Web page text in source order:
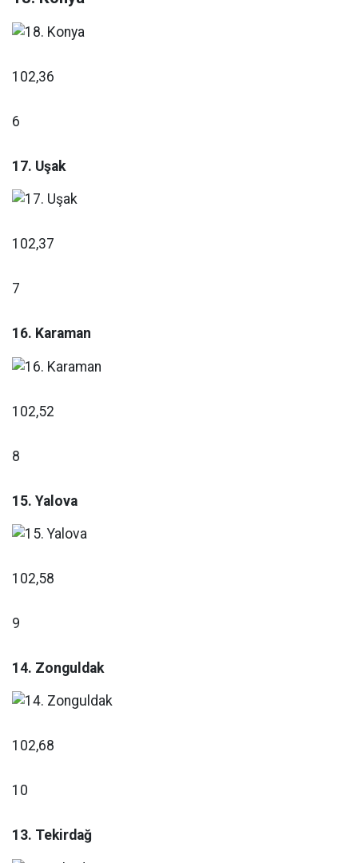
102,36
6
17. Uşak
102,37
7
16. Karaman
102,52
8
15. Yalova
102,58
9
14. Zonguldak
102,68
10
13. Tekirdağ